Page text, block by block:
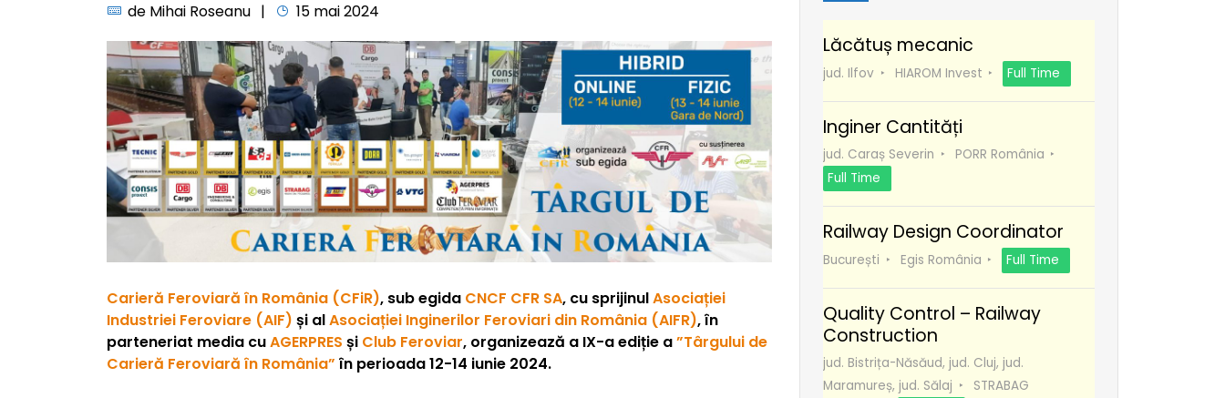
de Mihai Roseanu 15 mai 2024
Carieră Feroviară în România (CFiR), sub egida CNCF CFR SA, cu sprijinulAsociației
Industriei Feroviare (AIF) și alAsociației Inginerilor Feroviari din România (AIFR), în
parteneriat media cuAGERPRES și Club Feroviar, organizează a IX-a ediție a”Târgului de
Carieră Feroviară în România” în perioada 12-14 iunie 2024.
Lăcătuș mecanic
jud. Ilfov HIAROM Invest Full Time
Inginer Cantități
jud. Caraș Severin
PORR România
Full Time
Railway Design Coordinator
București Egis România Full Time
Quality Control – Railway
Construction
jud. Bistrița-Năsăud, jud. Cluj, jud.
Maramureș, jud. Sălaj
STRABAG